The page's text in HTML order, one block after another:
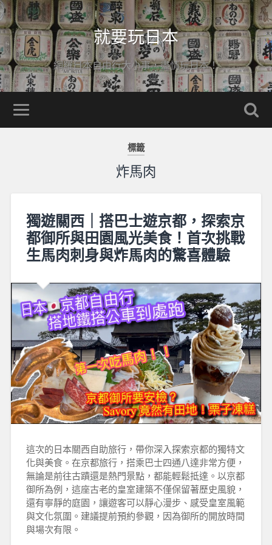
就要玩日本
網羅日本自由行大小事，盡情玩日本！
標籤
炸馬肉
獨遊關西｜搭巴士遊京都，探索京
都御所與田園風光美食！首次挑戰
生馬肉刺身與炸馬肉的驚喜體驗
這次的日本關西自助旅行，帶你深入探索京都的獨特文
化與美食。在京都旅行，搭乘巴士四通八達非常方便，
無論是前往古蹟還是熱門景點，都能輕鬆抵達。以京都
御所為例，這座古老的皇室建築不僅保留著歷史風貌，
還有寧靜的庭園，讓遊客可以靜心漫步、感受皇室風範
與文化氛圍。建議提前預約參觀，因為御所的開放時間
與場次有限。